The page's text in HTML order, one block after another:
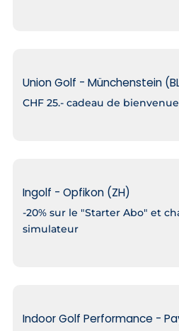
Union Golf - Münchenstein
CHF 25.- cadeau de bienvenue
Ingolf - Opfikon (ZH)
-20% sur le "Starter Abo" et
simulateur
Indoor Golf Performance -